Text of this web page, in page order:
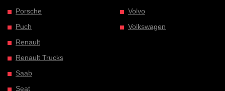
Porsche
Puch
Renault
Renault Trucks
Saab
Seat
Volvo
Volkswagen